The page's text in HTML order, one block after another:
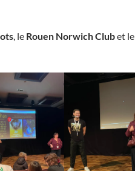
, le Rouen Norwich Clubet le